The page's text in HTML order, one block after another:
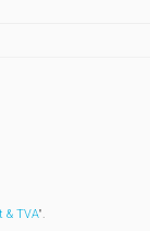
& TVA".